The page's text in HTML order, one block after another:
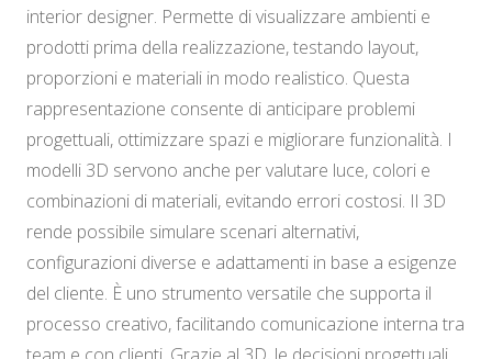
interior designer. Permette di visualizzare ambienti e
prodotti prima della realizzazione, testando layout,
proporzioni e materiali in modo realistico. Questa
rappresentazione consente di anticipare problemi
progettuali, ottimizzare spazi e migliorare funzionalità. I
modelli 3D servono anche per valutare luce, colori e
combinazioni di materiali, evitando errori costosi. Il 3D
rende possibile simulare scenari alternativi,
configurazioni diverse e adattamenti in base a esigenze
del cliente. È uno strumento versatile che supporta il
processo creativo, facilitando comunicazione interna tra